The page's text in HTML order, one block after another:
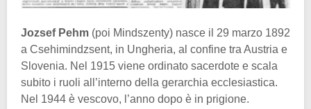
Jozsef Pehm (poi Mindszenty) nasce il 29 marzo 1892
a Csehimindzsent, in Ungheria, al confine tra Austria e
Slovenia. Nel 1915 viene ordinato sacerdote e scala
subito i ruoli all’interno della gerarchia ecclesiastica.
Nel 1944 è vescovo, l’anno dopo è in prigione.